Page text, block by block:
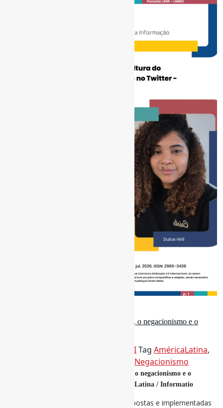
Estratégias para superar a desinformação, o negacionismo e o
Informe-CITag AméricaLatina,
Negacionismo
Estratégias para superar a desinformação, o negacionismo e o
discurso de ódio: lições cívicas da América Latina / Informatio
Este artigo examina as alternativas propostas e implementadas